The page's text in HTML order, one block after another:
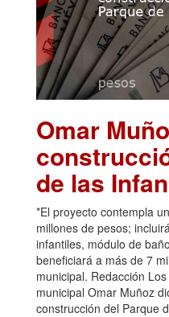
Omar
de las
*El proyecto contempla
millones de pesos;
infantiles, módulo de
beneficiará a más de 7
municipal. Redacción
municipal Omar Muñoz
construcción del Parque